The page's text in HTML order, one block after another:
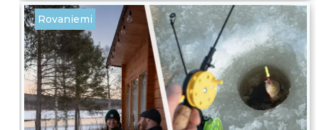
Rovaniemi